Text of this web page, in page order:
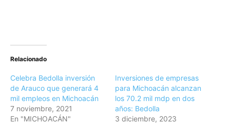
Relacionado
Celebra Bedolla inversión
de Arauco que generará 4
mil empleos en Michoacán
7 noviembre, 2021
En "MICHOACÁN"
Inversiones de empresas
para Michoacán alcanzan
los 70.2 mil mdp en dos
años: Bedolla
3 diciembre, 2023